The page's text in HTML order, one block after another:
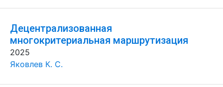
Децентрализованная
многокритериальная маршрутизация
2025
Яковлев К. С.